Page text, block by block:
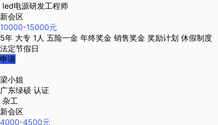
led电源研发工程师
新会区
10000-15000元
5年 大专 1人 五险一金 年终奖金 销售奖金 奖励计划 休假制度
法定节假日
申请
梁小姐
广东绿硕 认证
杂工
新会区
4000-4500元